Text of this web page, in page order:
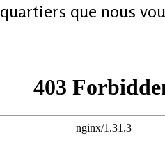
quartiers que nous